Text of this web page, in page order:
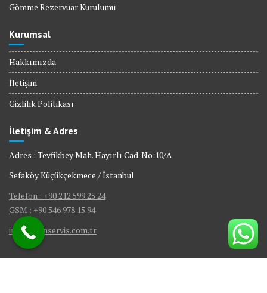
Gömme Rezervuar Kurulumu
Kurumsal
Hakkımızda
İletişim
Gizlilik Politikası
İletişim & Adres
Adres : Tevfikbey Mah. Hayırlı Cad. No:10/A
Sefaköy Küçükçekmece / İstanbul
Telefon : +90 212 599 25 24
GSM : +90 546 978 15 94
info@bienservis.com.tr